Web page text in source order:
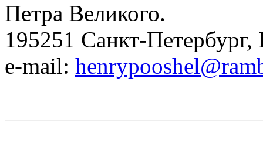
Петра Великого.
195251 Санкт-Петербург,
e-mail: